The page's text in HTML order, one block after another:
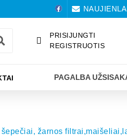
PRISIJUNGTI
REGISTRUOTIS
PAGALBA
žarnos